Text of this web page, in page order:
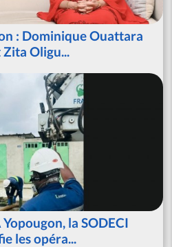
: Dominique Ouattara
Oligu...
la SODECI
les opéra...